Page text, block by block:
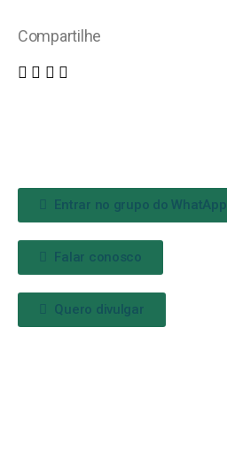
Compartilhe
Entrar no grupo do WhatApp
Falar conosco
Quero divulgar